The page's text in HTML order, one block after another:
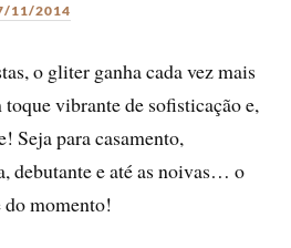
11/2014
o gliter ganha cada vez mais
toque vibrante de sofisticação e,
Seja para casamento,
debutante e até as noivas… o
do momento!